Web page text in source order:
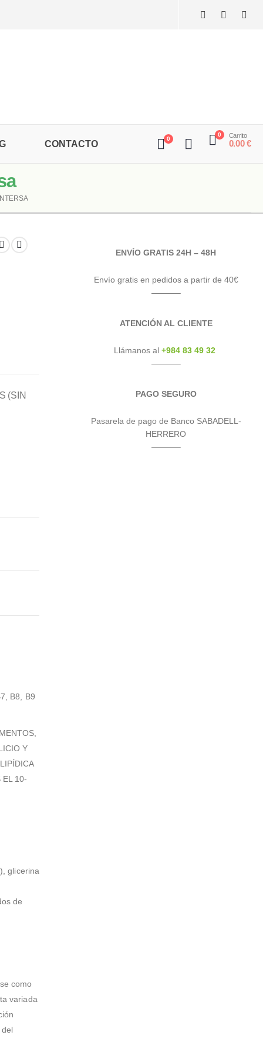
CONTACTO
0
0 Carrito
0.00€
(SIN
B8, B9
Y
EL 10-
glicerina
de
como
variada
ENVÍO GRATIS 24H – 48H
Envío gratis en pedidos a partir de 40€
———–
ATENCIÓN AL CLIENTE
Llámanos al +984 83 49 32
———–
PAGO SEGURO
Pasarela de pago de Banco SABADELL-
HERRERO
———–